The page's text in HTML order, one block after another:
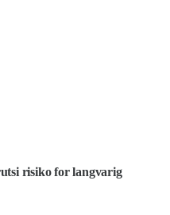
risiko for langvarig